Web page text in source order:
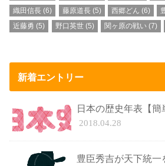
織田信長 (6) 藤原道長(5) 西郷どん (6)
近藤勇 (5) 野口英世(5) 関ヶ原の戦い(7)
新着エントリー
日本の歴史年表【簡
2018.04.28
豊臣秀吉が天下統一